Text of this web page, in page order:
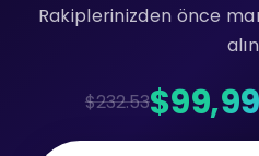
Rakiplerinizden önce
$232.53$99,99